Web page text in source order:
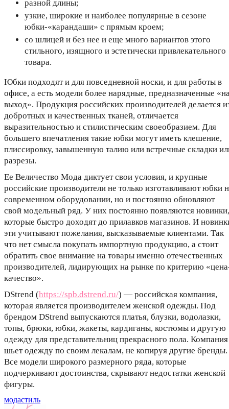
разной длины;
узкие, широкие и наиболее популярные в сезоне
юбки-«карандаши» с прямым кроем;
со шлицей и без нее и еще много вариантов этого
стильного, изящного и эстетически привлекательного
товара.
Юбки подходят и для повседневной носки, и для работы в
офисе, а есть модели более нарядные, предназначенные
выход». Продукция российских производителей делается
добротных и качественных тканей, отличается
выразительностью и стилистическим своеобразием. Для
большего впечатления такие юбки могут иметь клешение,
плиссировку, завышенную талию или встречные складки
разрезы.
Ее Величество Мода диктует свои условия, и крупные
российские производители не только изготавливают юбки
современном оборудовании, но и постоянно обновляют
свой модельный ряд. У них постоянно появляются новинки,
которые быстро доходят до прилавков магазинов. И
эти учитывают пожелания, высказываемые клиентами. Так
что нет смысла покупать импортную продукцию, а стоит
обратить свое внимание на товары именно отечественных
производителей, лидирующих на рынке по критерию
качество».
DStrend (https://spb.dstrend.ru/) — российская компания,
которая является производителем женской одежды. Под
брендом DStrend выпускаются платья, блузки, водолазки,
топы, брюки, юбки, жакеты, кардиганы, костюмы и другую
одежду для представительниц прекрасного пола. Компания
шьет одежду по своим лекалам, не копируя другие бренды.
Все модели широкого размерного ряда, которые
подчеркивают достоинства, скрывают недостатки женской
фигуры.
модастиль